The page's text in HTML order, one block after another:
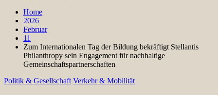
Home
2026
Februar
11
Zum Internationalen Tag der Bildung bekräftigt Stellantis
Philanthropy sein Engagement für nachhaltige
Gemeinschaftspartnerschaften
Politik & Gesellschaft Verkehr & Mobilität